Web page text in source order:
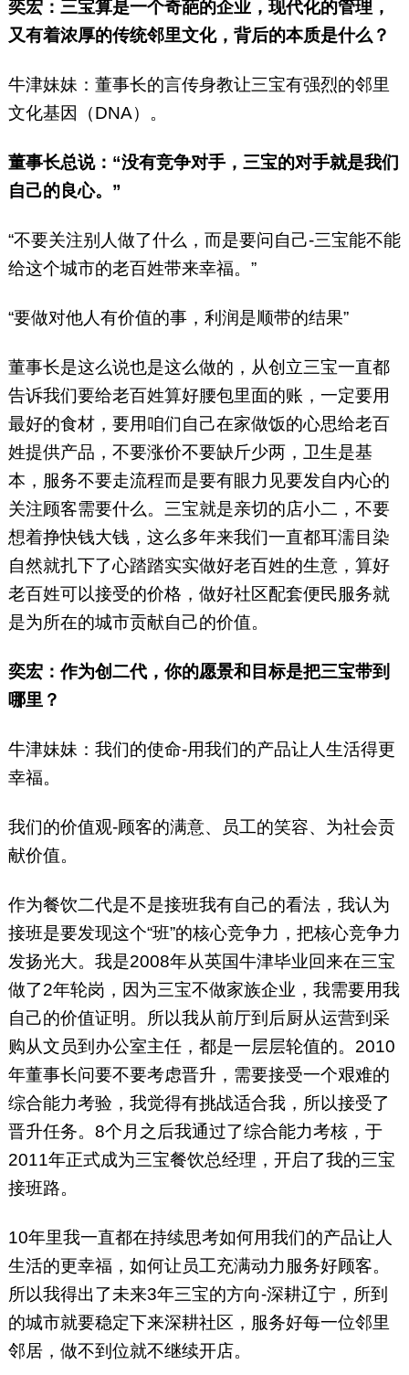
奕宏：三宝算是一个奇葩的企业，现代化的管理，
又有着浓厚的传统邻里文化，背后的本质是什么？
牛津妹妹：董事长的言传身教让三宝有强烈的邻里
文化基因（DNA）。
董事长总说：“没有竞争对手，三宝的对手就是我们
自己的良心。”
“不要关注别人做了什么，而是要问自己-三宝能不能
给这个城市的老百姓带来幸福。”
“要做对他人有价值的事，利润是顺带的结果”
董事长是这么说也是这么做的，从创立三宝一直都
告诉我们要给老百姓算好腰包里面的账，一定要用
最好的食材，要用咱们自己在家做饭的心思给老百
姓提供产品，不要涨价不要缺斤少两，卫生是基
本，服务不要走流程而是要有眼力见要发自内心的
关注顾客需要什么。三宝就是亲切的店小二，不要
想着挣快钱大钱，这么多年来我们一直都耳濡目染
自然就扎下了心踏踏实实做好老百姓的生意，算好
老百姓可以接受的价格，做好社区配套便民服务就
是为所在的城市贡献自己的价值。
奕宏：作为创二代，你的愿景和目标是把三宝带到
哪里？
牛津妹妹：我们的使命-用我们的产品让人生活得更
幸福。
我们的价值观-顾客的满意、员工的笑容、为社会贡
献价值。
作为餐饮二代是不是接班我有自己的看法，我认为
接班是要发现这个“班”的核心竞争力，把核心竞争力
发扬光大。我是2008年从英国牛津毕业回来在三宝
做了2年轮岗，因为三宝不做家族企业，我需要用我
自己的价值证明。所以我从前厅到后厨从运营到采
购从文员到办公室主任，都是一层层轮值的。2010
年董事长问要不要考虑晋升，需要接受一个艰难的
综合能力考验，我觉得有挑战适合我，所以接受了
晋升任务。8个月之后我通过了综合能力考核，于
2011年正式成为三宝餐饮总经理，开启了我的三宝
接班路。
10年里我一直都在持续思考如何用我们的产品让人
生活的更幸福，如何让员工充满动力服务好顾客。
所以我得出了未来3年三宝的方向-深耕辽宁，所到
的城市就要稳定下来深耕社区，服务好每一位邻里
邻居，做不到位就不继续开店。